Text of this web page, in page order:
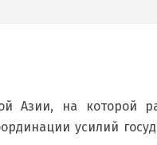
Азии, на которой
усилий